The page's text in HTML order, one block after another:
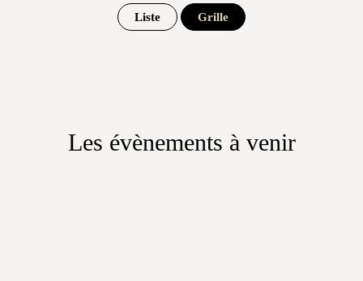
Liste Grille
Les évènements à venir